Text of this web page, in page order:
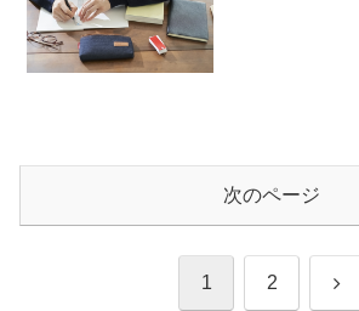
次のページ
1 2 次